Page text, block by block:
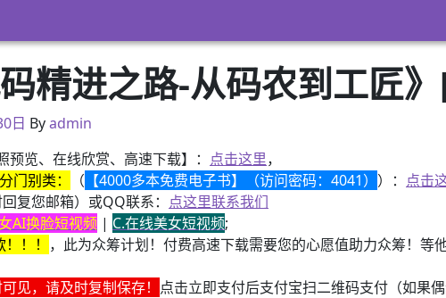
精进之路-从码农到工匠
日 Byadmin
览、在线欣赏、高速下载】： 点击这里，
分门别类： （ 【4000多本免费电子书】（访问密码：4041） ）： 点击
复您邮箱）或QQ联系： 点这里联系我们
AI换脸短视频 | C.在线美女短视频;
！！ ，此为众筹计划！付费高速下载需要您的心愿值助力众筹！等
见，请及时复制保存！ 点击立即支付后支付宝扫二维码支付（如果